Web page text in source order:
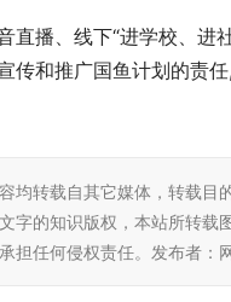
直播、线下“进学校、进
传和推广国鱼计划的责
均转载自其它媒体，转载目
字的知识版权，本站所转
担任何侵权责任。发布者：